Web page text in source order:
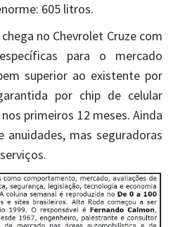
605 litros.
no Chevrolet Cruze com
para o mercado
superior ao existente por
por chip de celular
primeiros 12 meses. Ainda
mas seguradoras